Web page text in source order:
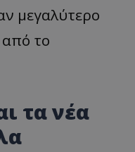
μεγαλύτερο
από το
τα νέα